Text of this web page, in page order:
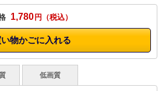
1,780円
い物かごに入れる
低画質